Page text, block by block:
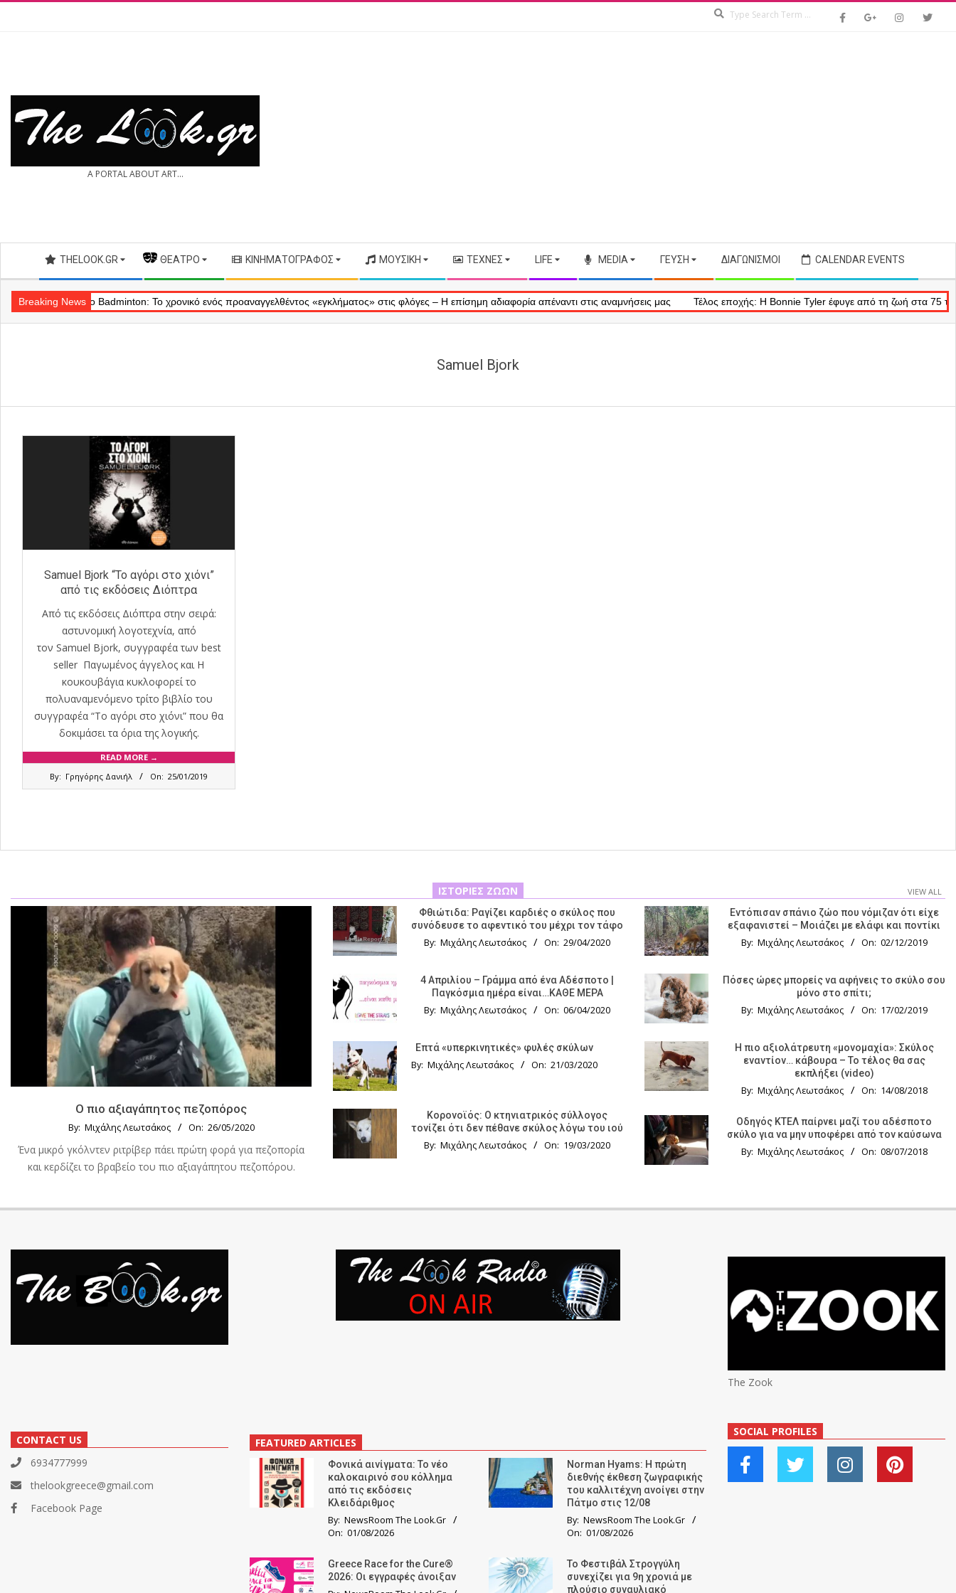
THE A PORTAL ABOUT ART...
Secondary
Navigation
Menu
THELOOK.GR — ΘΈΑΤΡΟ ΚΙΝΗΜΑΤΟΓΡΆΦΟΣ ΜΟΥΣΙΚΉ ΤΈΧΝΕΣ LIFE MEDIA ΓΕΎΣΗ ΔΙΑΓΩΝΙΣΜΟΊ CALENDAR EVENTS
Breaking News
Θέατρο Badminton: Το χρονικό ενός προαναγγελθέντος «εγκλήματος» στις φλόγες – Η επίσημη αδιαφορία απέναντι στις αναμνήσεις μας Τέλος εποχής: Η Bonnie Tyler έφυγε από τη ζωή στα 75 της
Samuel Bjork
Samuel Bjork “Το αγόρι στο χιόνι”
από τις εκδόσεις Διόπτρα
Από τις εκδόσεις Διόπτρα στην σειρά:
αστυνομική λογοτεχνία, από
τον Samuel Bjork, συγγραφέα των best
seller Παγωμένος άγγελος και Η
κουκουβάγια κυκλοφορεί το
πολυαναμενόμενο τρίτο βιβλίο του
συγγραφέα “Το αγόρι στο χιόνι” που θα
δοκιμάσει τα όρια της λογικής.
READ MORE →
By: Γρηγόρης Δανιήλ On: 25/01/2019
ΙΣΤΟΡΊΕΣ ΖΏΩΝ VIEW ALL
Ο πιο αξιαγάπητος πεζοπόρος
By: Μιχάλης Λεωτσάκος On: 26/05/2020
Ένα μικρό γκόλντεν ριτρίβερ πάει πρώτη φορά για πεζοπορία
και κερδίζει το βραβείο του πιο αξιαγάπητου πεζοπόρου.
Φθιώτιδα: Ραγίζει καρδιές ο σκύλος που
συνόδευσε το αφεντικό του μέχρι τον τάφο
By: Μιχάλης Λεωτσάκος On: 29/04/2020
4 Απριλίου – Γράμμα από ένα Αδέσποτο |
Παγκόσμια ημέρα είναι…ΚΑΘΕ ΜΕΡΑ
By: Μιχάλης Λεωτσάκος On: 06/04/2020
Επτά «υπερκινητικές» φυλές σκύλων
By: Μιχάλης Λεωτσάκος On: 21/03/2020
Κορονοϊός: Ο κτηνιατρικός σύλλογος
τονίζει ότι δεν πέθανε σκύλος λόγω του ιού
By: Μιχάλης Λεωτσάκος On: 19/03/2020
Εντόπισαν σπάνιο ζώο που νόμιζαν ότι είχε
εξαφανιστεί – Μοιάζει με ελάφι και ποντίκι
By: Μιχάλης Λεωτσάκος On: 02/12/2019
Πόσες ώρες μπορείς να αφήνεις το σκύλο σου
μόνο στο σπίτι;
By: Μιχάλης Λεωτσάκος On: 17/02/2019
Η πιο αξιολάτρευτη «μονομαχία»: Σκύλος
εναντίον… κάβουρα – Το τέλος θα σας
εκπλήξει (video)
By: Μιχάλης Λεωτσάκος On: 14/08/2018
Οδηγός KTΕΛ παίρνει μαζί του αδέσποτο
σκύλο για να μην υποφέρει από τον καύσωνα
By: Μιχάλης Λεωτσάκος On: 08/07/2018
CONTACT US
6934777999
thelookgreece@gmail.com
Facebook Page
FEATURED ARTICLES
Φονικά αινίγματα: Το νέο
καλοκαιρινό σου κόλλημα
από τις εκδόσεις
Κλειδάριθμος
By: NewsRoom The Look.Gr
On: 01/08/2026
Greece Race for the Cure®
2026: Οι εγγραφές άνοιξαν
Norman Hyams: Η πρώτη
διεθνής έκθεση ζωγραφικής
του καλλιτέχνη ανοίγει στην
Πάτμο στις 12/08
By: NewsRoom The Look.Gr
On: 01/08/2026
Το Φεστιβάλ Στρογγύλη
συνεχίζει για 9η χρονιά με
πλούσιο συναυλιακό
The Zook
SOCIAL PROFILES